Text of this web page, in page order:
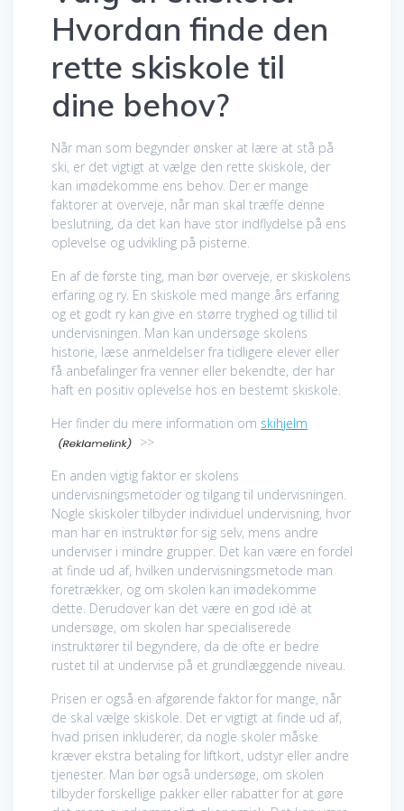
Hvordan finde den
rette skiskole til
dine behov?
Når man som begynder ønsker at lære at stå på
ski, er det vigtigt at vælge den rette skiskole, der
kan imødekomme ens behov. Der er mange
faktorer at overveje, når man skal træffe denne
beslutning, da det kan have stor indflydelse på ens
oplevelse og udvikling på pisterne.
En af de første ting, man bør overveje, er skiskolens
erfaring og ry. En skiskole med mange års erfaring
og et godt ry kan give en større tryghed og tillid til
undervisningen. Man kan undersøge skolens
historie, læse anmeldelser fra tidligere elever eller
få anbefalinger fra venner eller bekendte, der har
haft en positiv oplevelse hos en bestemt skiskole.
Her finder du mere information om skihjelm
>>
En anden vigtig faktor er skolens
undervisningsmetoder og tilgang til undervisningen.
Nogle skiskoler tilbyder individuel undervisning, hvor
man har en instruktør for sig selv, mens andre
underviser i mindre grupper. Det kan være en fordel
at finde ud af, hvilken undervisningsmetode man
foretrækker, og om skolen kan imødekomme
dette. Derudover kan det være en god idé at
undersøge, om skolen har specialiserede
instruktører til begyndere, da de ofte er bedre
rustet til at undervise på et grundlæggende niveau.
Prisen er også en afgørende faktor for mange, når
de skal vælge skiskole. Det er vigtigt at finde ud af,
hvad prisen inkluderer, da nogle skoler måske
kræver ekstra betaling for liftkort, udstyr eller andre
tjenester. Man bør også undersøge, om skolen
tilbyder forskellige pakker eller rabatter for at gøre